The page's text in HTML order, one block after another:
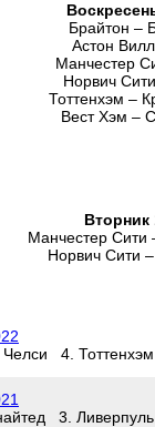
Брайтон –
Астон
Манчестер
Норвич
Тоттенхэм –
Вест Хэм –
Вторник
Манчестер
Норвич Сити
4.
3.